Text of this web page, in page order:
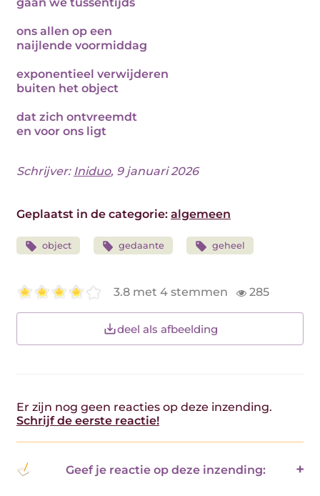
ons allen op een
naijlende voormiddag
exponentieel verwijderen
buiten het object
dat zich ontvreemdt
en voor ons ligt
Schrijver: Iniduo, 9 januari 2026
Geplaatst in de categorie: algemeen
object gedaante geheel
3.8 met 4 stemmen 285
deel als afbeelding
Er zijn nog geen reacties op deze inzending.
Schrijf de eerste reactie!
Geef je reactie op deze inzending: